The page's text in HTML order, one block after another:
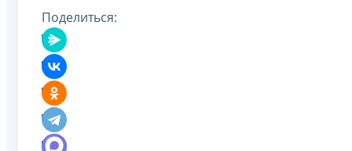
Поделиться: